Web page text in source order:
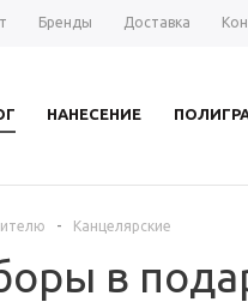
Бренды Доставка
НАНЕСЕНИЕ
- Канцелярские
в